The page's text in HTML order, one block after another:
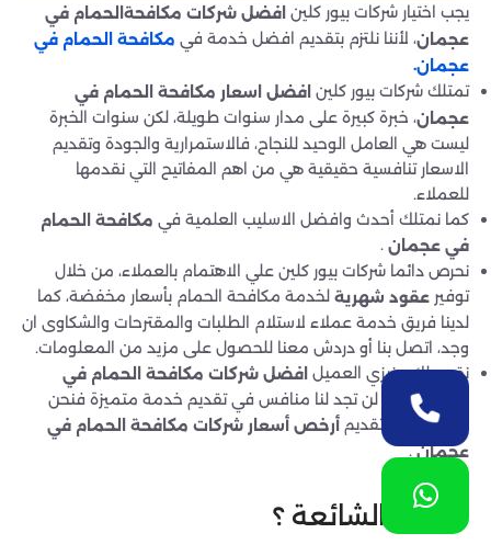
يجب اختيار شركات بيور كلين افضل شركات مكافحةالحمام في
عجمان، لأننا نلتزم بتقديم افضل خدمة في مكافحة الحمام في
عجمان.
تمتلك شركات بيور كلين افضل اسعار مكافحة الحمام في
عجمان، خبرة كبيرة على مدار سنوات طويلة، لكن سنوات الخبرة
ليست هي العامل الوحيد للنجاح، فالاستمرارية والجودة وتقديم
الاسعار تنافسية حقيقية هي من اهم المفاتيح التي نقدمها
للعملاء.
كما نمتلك أحدث وافضل الاسليب العلمية في مكافحة الحمام
في عجمان .
نحرص دائما شركات بيور كلين علي الاهتمام بالعملاء، من خلال
توفير عقود شهرية لخدمة مكافحة الحمام بأسعار مخفضة، كما
لدينا فريق خدمة عملاء لاستلام الطلبات والمقترحات والشكاوى ان
وجد، اتصل بنا أو دردش معنا للحصول على مزيد من المعلومات.
نقدم لك عزيزي العميل افضل شركات مكافحة الحمام في
عجمانحيث لن تجد لنا منافس في تقديم خدمة متميزة فنحن
الافضل في تقديم أرخص أسعار شركات مكافحة الحمام في
عجمان.
ااسئلة الشائعة ؟